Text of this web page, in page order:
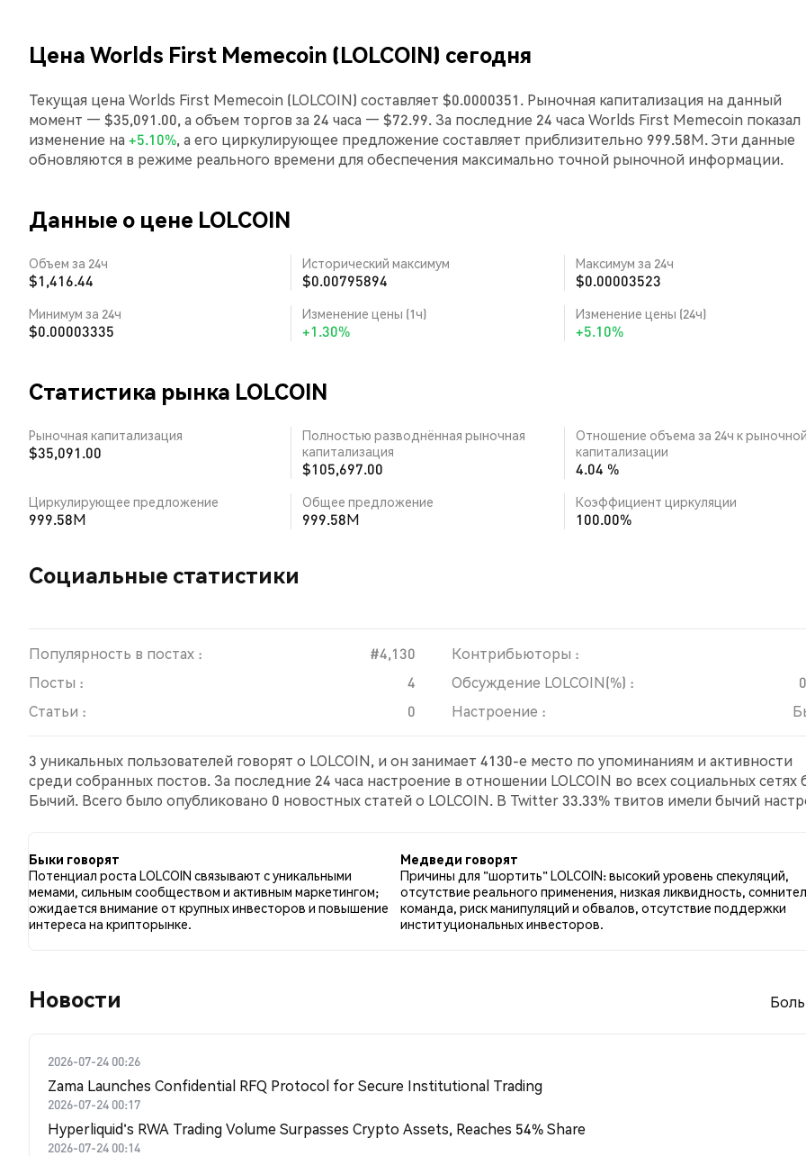
Цена Worlds First Memecoin (LOLCOIN) сегодня
Текущая цена Worlds First Memecoin (LOLCOIN) составляет $0.0000351. Рыночная капитализация на данный
момент — $35,091.00, а объем торгов за 24 часа — $72.99. За последние 24 часа Worlds First Memecoin показал
изменение на +5.10%, а его циркулирующее предложение составляет приблизительно 999.58M. Эти данные
обновляются в режиме реального времени для обеспечения максимально точной рыночной информации.
Данные о цене LOLCOIN
Объем за 24ч
$1,416.44
Исторический максимум
$0.00795894
Максимум за 24ч
$0.00003523
Минимум за 24ч
$0.00003335
Изменение цены (1ч)
+1.30%
Изменение цены (24ч)
+5.10%
Статистика рынка LOLCOIN
Рыночная капитализация
$35,091.00
Полностью разводнённая рыночная
капитализация
$105,697.00
Отношение объема за 24ч к
капитализации
4.04 %
Циркулирующее предложение
999.58M
Общее предложение
999.58M
Коэффициент циркуляции
100.00%
Социальные статистики
Популярность в постах : #4,130
Контрибьюторы :
Посты :
4 Обсуждение LOLCOIN(%) :
Статьи :
0 Настроение :
3 уникальных пользователей говорят о LOLCOIN, и он занимает 4130-е место по упоминаниям и активности
среди собранных постов. За последние 24 часа настроение в отношении LOLCOIN во всех социальных сетях
Бычий. Всего было опубликовано 0 новостных статей о LOLCOIN. В Twitter 33.33% твитов имели бычий
Быки говорят
Потенциал роста LOLCOIN связывают с уникальными
мемами, сильным сообществом и активным маркетингом;
ожидается внимание от крупных инвесторов и повышение
интереса на крипторынке.
Медведи говорят
Причины для "шортить" LOLCOIN: высокий уровень спекуляций,
отсутствие реального применения, низкая ликвидность,
команда, риск манипуляций и обвалов, отсутствие поддержки
институциональных инвесторов.
Новости
2026-07-24 00:26
Zama Launches Confidential RFQ Protocol for Secure Institutional Trading
2026-07-24 00:17
Hyperliquid's RWA Trading Volume Surpasses Crypto Assets, Reaches 54% Share
2026-07-24 00:14